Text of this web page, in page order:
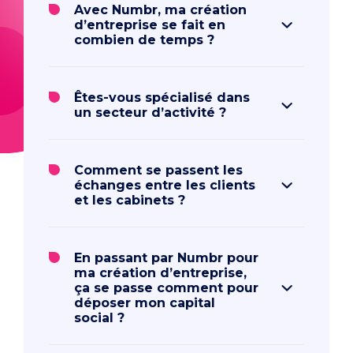
Avec Numbr, ma création
d’entreprise se fait en
combien de temps ?
Êtes-vous spécialisé dans
un secteur d’activité ?
Comment se passent les
échanges entre les clients
et les cabinets ?
En passant par Numbr pour
ma création d’entreprise,
ça se passe comment pour
déposer mon capital
social ?